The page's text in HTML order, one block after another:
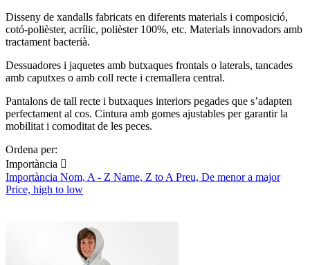
Disseny de xandalls fabricats en diferents materials i composició,
cotó-polièster, acrílic, polièster 100%, etc. Materials innovadors amb
tractament bacterià.
Dessuadores i jaquetes amb butxaques frontals o laterals, tancades
amb caputxes o amb coll recte i cremallera central.
Pantalons de tall recte i butxaques interiors pegades que s’adapten
perfectament al cos. Cintura amb gomes ajustables per garantir la
mobilitat i comoditat de les peces.
Ordena per:
Importància 
Importància Nom, A - Z Name, Z to APreu, De menor a major
Price, high to low